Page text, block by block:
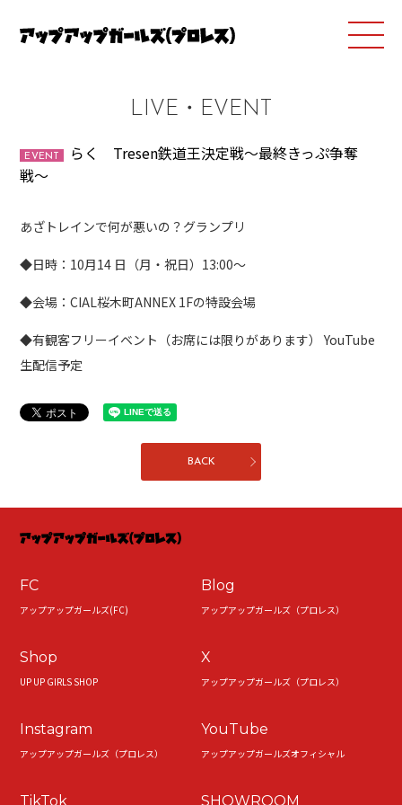
LIVE・EVENT
EVENT
らく Tresen鉄道王決定戦〜最終きっぷ争奪
戦〜
あざトレインで何が悪いの？グランプリ
◆日時：10月14 日（月・祝日）13:00〜
◆会場：CIAL桜木町ANNEX 1Fの特設会場
◆有観客フリーイベント（お席には限りがあります） YouTube
生配信予定
BACK
FC
アップアップガールズ(FC)
Blog
アップアップガールズ（プロレス）
Shop
UP UP GIRLS SHOP
X
アップアップガールズ（プロレス）
Instagram
アップアップガールズ（プロレス）
YouTube
アップアップガールズオフィシャル
TikTok SHOWROOM